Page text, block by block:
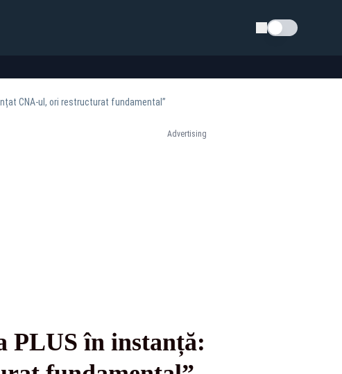
Schimba tema
CNA-ul, ori restructurat fundamental”
Advertising
PLUS în instanță: